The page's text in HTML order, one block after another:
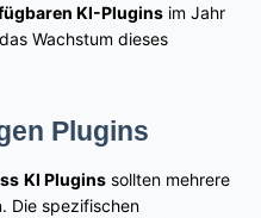
KI-Plugins im Jahr
Wachstum dieses
Plugins
KI Plugins sollten mehrere
Die spezifischen